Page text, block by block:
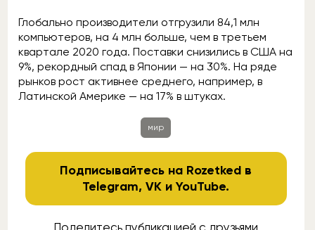
Глобально производители отгрузили 84,1 млн
компьютеров, на 4 млн больше, чем в третьем
квартале 2020 года. Поставки снизились в США на
9%, рекордный спад в Японии — на 30%. На ряде
рынков рост активнее среднего, например, в
Латинской Америке — на 17% в штуках.
мир
Подписывайтесь на Rozetked в
Telegram,VK иYouTube.
Поделитесь публикацией с друзьями